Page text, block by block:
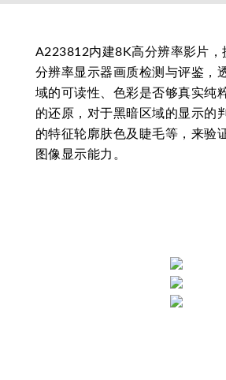
A223812内建8K高分辨率影片，
分辨率显示器画质检测与评鉴，
域的可读性、色彩是否够真实纯
的还原，对于黑暗区域的显示的
的特征轮廓肤色及睫毛等，来验
图像显示能力。